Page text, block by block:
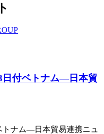
日付ベトナム―日本貿
トナム―日本貿易連携ニュ